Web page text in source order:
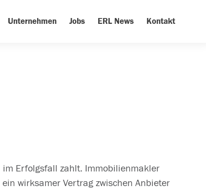
Unternehmen Jobs ERL News Kontakt
Erfolgsfall zahlt. Immobilienmakler
wirksamer Vertrag zwischen Anbieter